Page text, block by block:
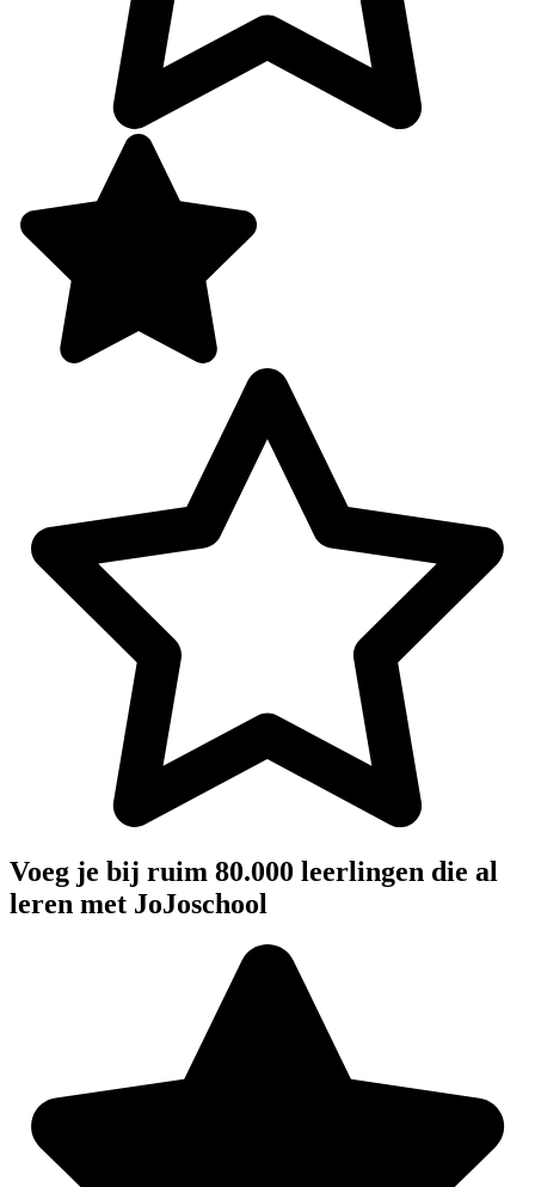
Voeg je bij ruim 80.000 leerlingen die al
leren met JoJoschool